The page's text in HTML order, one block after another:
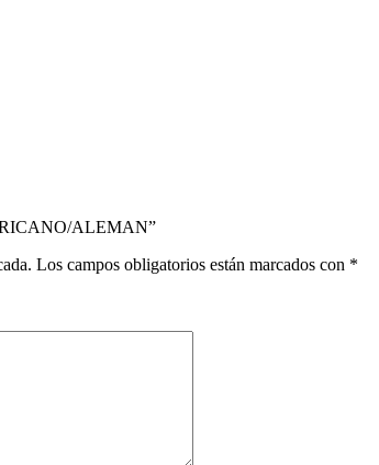
ALEMAN”
Los campos obligatorios están marcados con *